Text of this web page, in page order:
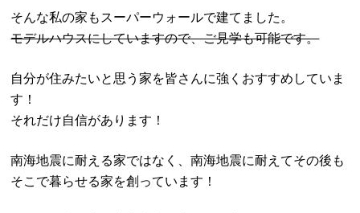
そんな私の家もスーパーウォールで建てました。
モデルハウスにしていますので、ご見学も可能です。
自分が住みたいと思う家を皆さんに強くおすすめしていま
す！
それだけ自信があります！
南海地震に耐える家ではなく、南海地震に耐えてその後も
そこで暮らせる家を創っています！